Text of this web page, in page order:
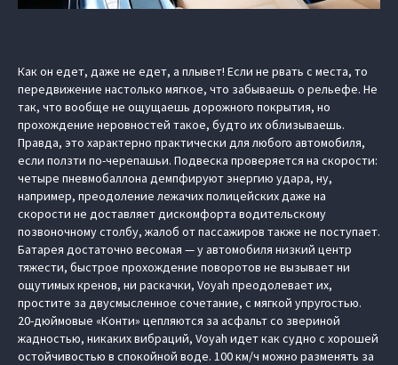
Как он едет, даже не едет, а плывет! Если не рвать с места, то
передвижение настолько мягкое, что забываешь о рельефе. Не
так, что вообще не ощущаешь дорожного покрытия, но
прохождение неровностей такое, будто их облизываешь.
Правда, это характерно практически для любого автомобиля,
если ползти по-черепашьи. Подвеска проверяется на скорости:
четыре пневмобаллона демпфируют энергию удара, ну,
например, преодоление лежачих полицейских даже на
скорости не доставляет дискомфорта водительскому
позвоночному столбу, жалоб от пассажиров также не поступает.
Батарея достаточно весомая — у автомобиля низкий центр
тяжести, быстрое прохождение поворотов не вызывает ни
ощутимых кренов, ни раскачки, Voyah преодолевает их,
простите за двусмысленное сочетание, с мягкой упругостью.
20‑дюймовые «Конти» цепляются за асфальт со звериной
жадностью, никаких вибраций, Voyah идет как судно с хорошей
остойчивостью в спокойной воде. 100 км/ч можно разменять за